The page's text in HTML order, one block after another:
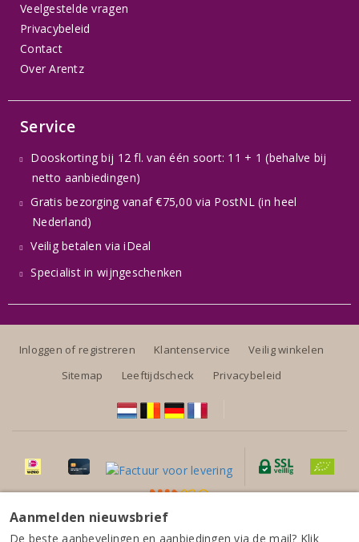
Castello Romitorio Brunello di Montalcino 2021
Veelgestelde vragen
Privacybeleid
Contact
Over Arentz
Service
Dooskorting bij 12 fl. van één soort: 11 + 1 (behalve bij
netto aanbiedingen)
Gratis bezorging vanaf €75,00 via PostNL (in heel
Nederland)
Veilig betalen via iDeal
Specialist in wijngeschenken
Inloggen of registreren Klantenservice
Veilig winkelen
Sitemap
Leeftijdscheck Privacybeleid
Aanmelden nieuwsbrief
De beste aanbevelingen en aanbiedingen via de mail? Klik